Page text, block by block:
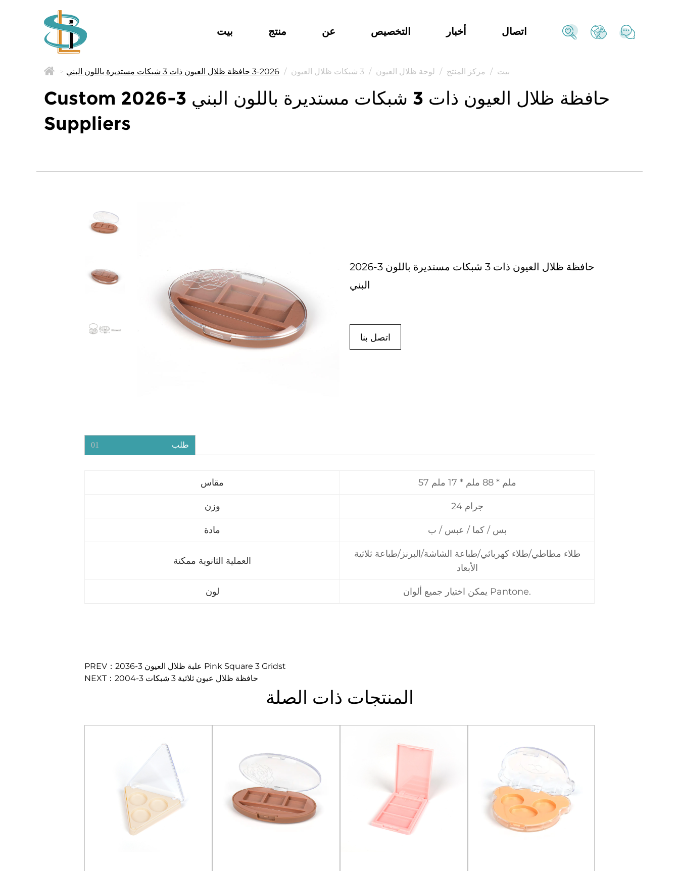
بيت منتج عن التخصيص أخبار اتصال
> بيت / مركز المنتج / لوحة ظلال العيون / 3 شبكات ظلال العيون / 2026-3 حافظة ظلال العيون ذات 3 شبكات مستديرة باللون البني
Custom 2026-3 حافظة ظلال العيون ذات 3 شبكات مستديرة باللون البني
Suppliers
2026-3 حافظة ظلال العيون ذات 3 شبكات مستديرة باللون
البني
اتصل بنا
01 طلب
مقاس 57 ملم * 88 ملم * 17 ملم
وزن 24 جرام
مادة بس / كما / عبس / ب
العملية الثانوية ممكنة
طلاء مطاطي/طلاء كهربائي/طباعة الشاشة/البرنز/طباعة ثلاثية
الأبعاد
لون يمكن اختيار جميع ألوان Pantone.
PREV：2036-3 علبة ظلال العيون Pink Square 3 Gridst
NEXT：2004-3 حافظة ظلال عيون ثلاثية 3 شبكات
المنتجات ذات الصلة